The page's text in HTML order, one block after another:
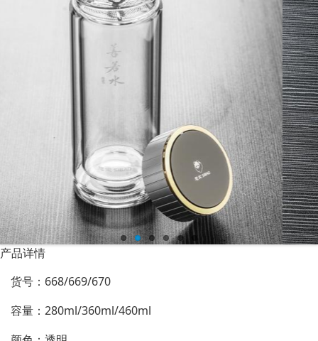
产品详情
货号：668/669/670
容量：280ml/360ml/460ml